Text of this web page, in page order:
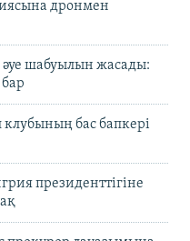
дронмен
әуе шабуылын жасады:
бас бапкері
президенттігіне